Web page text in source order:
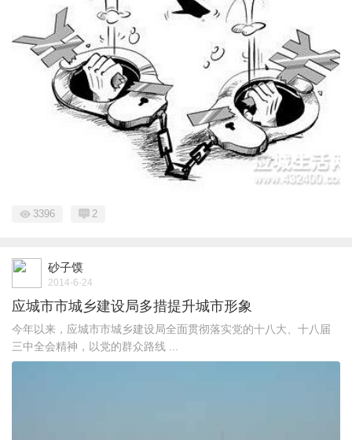
3396 2
砂子馍
2014-6-24
应城市市城乡建设局多措提升城市形象
今年以来，应城市市城乡建设局全面贯彻落实党的十八大、十八届
三中全会精神，以党的群众路线 ...